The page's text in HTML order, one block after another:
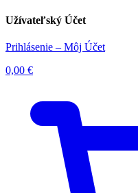
Užívateľský Účet
Prihlásenie – Môj Účet
0,00 €